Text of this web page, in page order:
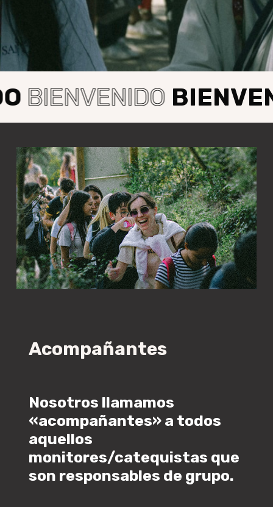
BIENVENIDO
Acompañantes
Nosotros llamamos
«acompañantes» a todos
aquellos
monitores/catequistas que
son responsables de grupo.